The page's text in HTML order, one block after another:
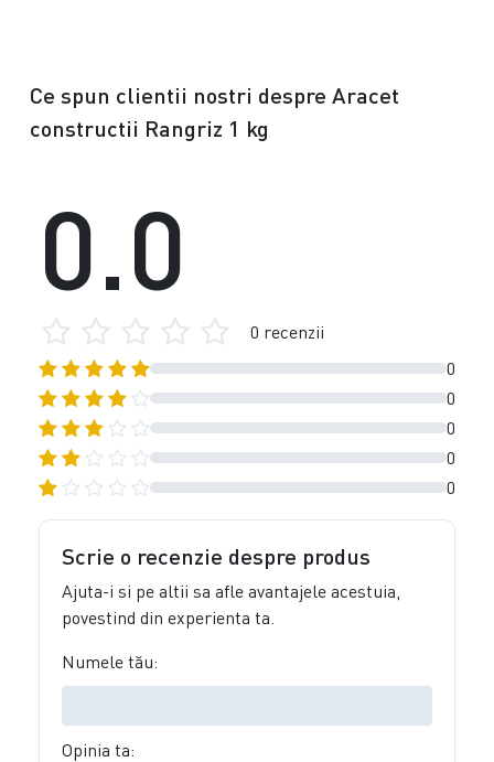
Ce spun clientii nostri despre Aracet
constructii Rangriz 1 kg
0
0
0
0
0
0.0
0 recenzii
Scrie o recenzie despre produs
Ajuta-i si pe altii sa afle avantajele acestuia,
povestind din experienta ta.
Numele tău:
Opinia ta: